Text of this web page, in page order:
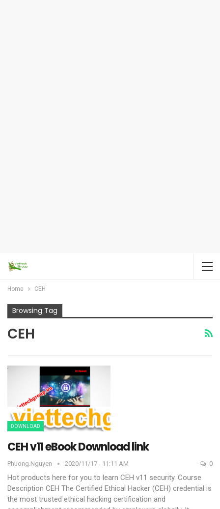
Home CEH
Browsing Tag
CEH
DOWNLOAD
CEH v11 eBook Download link
Phuong.nguyen 2020/11/17 - 11:11 AM 0
Hot products here for you to learn CEH v11 security. Course
Description CEH The Certified Ethical Hacker (CEH) credential is
the most trusted ethical hacking certification and